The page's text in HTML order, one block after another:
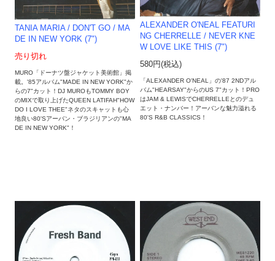
TANIA MARIA / DON'T GO / MA
DE IN NEW YORK (7")
売り切れ
MURO「ドーナツ盤ジャケット美術館」掲
載。'85アルバム"MADE IN NEW YORK"か
らの7"カット！DJ MUROもTOMMY BOY
のMIXで取り上げたQUEEN LATIFAH"HOW
DO I LOVE THEE"ネタのスキャットも心
地良い80'Sアーバン・ブラジリアンの"MA
DE IN NEW YORK"！
ALEXANDER O'NEAL FEATURI
NG CHERRELLE / NEVER KNE
W LOVE LIKE THIS (7")
580円(税込)
「ALEXANDER O'NEAL」の'87 2NDアル
バム"HEARSAY"からのUS 7"カット！PRO
はJAM & LEWISでCHERRELLEとのデュ
エット・ナンバー！アーバンな魅力溢れる
80'S R&B CLASSICS！